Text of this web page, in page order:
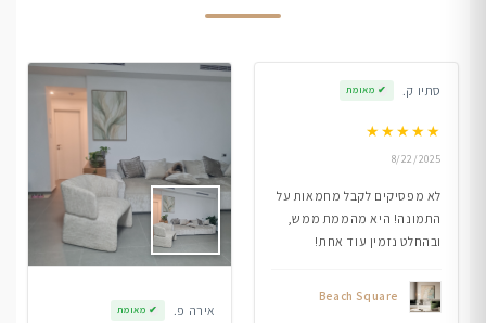
סתיו ק. ✔ מאומת
★★★★★
8/22/2025
לא מפסיקים לקבל מחמאות על
התמונה! היא מהממת ממש,
ובהחלט נזמין עוד אחת!
Beach Square
אירה פ. ✔ מאומת